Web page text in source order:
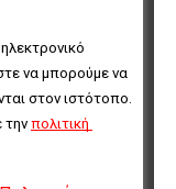
να μπορούμε να
στον ιστότοπο.
την πολιτική